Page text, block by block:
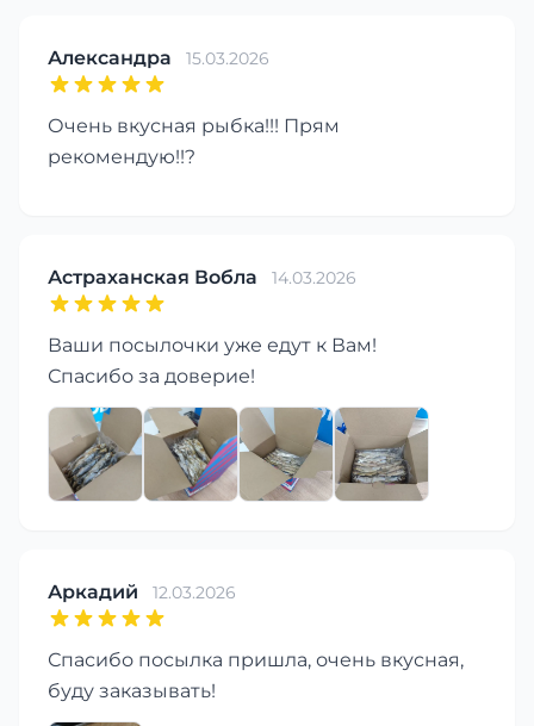
Александра 15.03.2026
Очень вкусная рыбка!!! Прям
рекомендую!!?
Астраханская Вобла 14.03.2026
Ваши посылочки уже едут к Вам!
Спасибо за доверие!
Аркадий 12.03.2026
Спасибо посылка пришла, очень вкусная,
буду заказывать!